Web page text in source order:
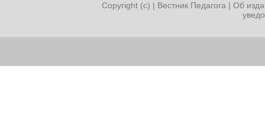
Copyright (c) | Вестник Педагога | Об